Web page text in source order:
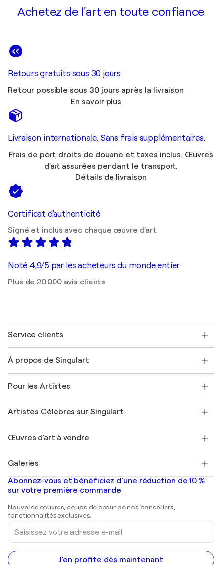
Achetez de l'art en toute confiance
Retours gratuits sous 30 jours
Retour possible sous 30 jours après la livraison
En savoir plus
Livraison internationale. Sans frais supplémentaires.
Frais de port, droits de douane et taxes inclus. Œuvres
d'art assurées pendant le transport.
Détails de livraison
Certificat d'authenticité
Signé et inclus avec chaque œuvre d'art
Noté 4,9/5 par les acheteurs du monde entier
Plus de 20 000 avis clients
Service clients
Expédition
Offrir une carte cadeau
Rejoignez notre programme commercial
Mon compte
+33 1 76 44 06 42
À propos de Singulart
FAQ
Magazine Singulart
Emplois
Découvrez une sélection d'art original
Pour les Artistes
Se connecter en tant qu'Artiste
Artistes Célèbres sur Singulart
Marc Chagall
Banksy
Mr. Brainwash
Shepard Fairey
Œuvres d'art à vendre
Tableaux abstraits à vendre
Peintures de paysage
Estampes
Peintures acryliques
Galeries
Galeries d'art en France
Galeries d'art en Belgique
Abonnez-vous et bénéficiez d’une réduction de 10 %
sur votre première commande
Nouvelles œuvres, coups de cœur de nos conseillers,
fonctionnalités exclusives.
Saisissez
votre
adresse
e-
mail
J'en profite dès maintenant